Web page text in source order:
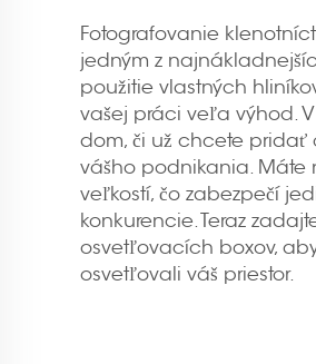
Fotografovanie
jedným z
použitie vlastných
vašej práci veľa výhod.
dom, či už chcete pridať
vášho podnikania. Máte
veľkostí, čo zabezpečí
konkurencie. Teraz
osvetľovacích boxov,
osvetľovali váš priestor.